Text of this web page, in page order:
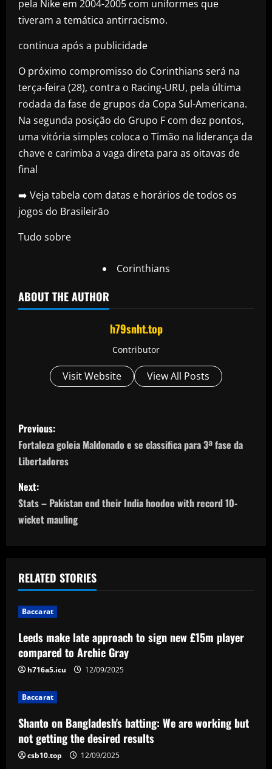
pela Nike em 2004-2005 com uniformes que
tiveram a temática antirracismo.
continua após a publicidade
O próximo compromisso do Corinthians será na
terça-feira (28), contra o Racing-URU, pela última
rodada da fase de grupos da Copa Sul-Americana.
Na segunda posição do Grupo F com dez pontos,
uma vitória simples coloca o Timão na liderança da
chave e carimba a vaga direta para as oitavas de
final
➡️ Veja tabela com datas e horários de todos os
jogos do Brasileirão
Tudo sobre
Corinthians
ABOUT THE AUTHOR
h79snht.top
Contributor
Visit Website View All Posts
P
o
s
t
n
v
i
g
a
t
i
o
n
Previous:
Fortaleza goleia Maldonado e se classifica para 3ª fase da
Libertadores
Next:
Stats – Pakistan end their India hoodoo with record 10-
wicket mauling
RELATED STORIES
Baccarat
Leeds make late approach to sign new £15m player
compared to Archie Gray
h716a5.icu 12/09/2025
Baccarat
Shanto on Bangladesh's batting: We are working but
not getting the desired results
csb10.top 12/09/2025